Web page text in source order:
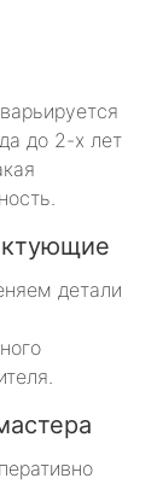
до 2-х лет
детали